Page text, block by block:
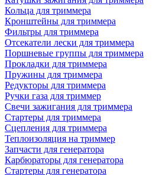
Кольца для триммера
Кронштейны для триммера
Фильтры для триммера
Отсекатели лески для триммера
Поршневые группы для триммера
Прокладки для триммера
Пружины для триммера
Редукторы для триммера
Ручки газа для триммер
Свечи зажигания для триммера
Стартеры для триммера
Сцепления для триммера
Теплоизоляция на триммер
Запчасти для генератора
Карбюраторы для генератора
Стартеры для генератора